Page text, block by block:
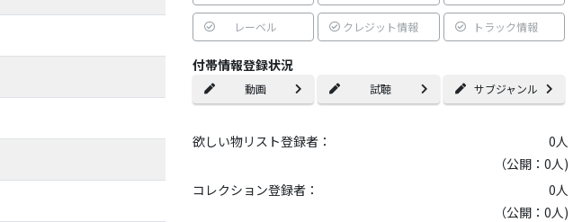
レーベル クレジット情報 トラック情報
付帯情報登録状況
動画 試聴 サブジャンル
欲しい物リスト登録者： 0人
（公開：0人)
コレクション登録者：
0人
（公開：0人)